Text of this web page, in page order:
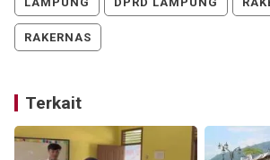
RAKERNAS
Terkait